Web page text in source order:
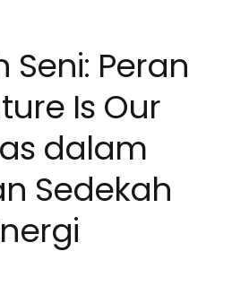
Seni: Peran
Is Our
dalam
Sedekah